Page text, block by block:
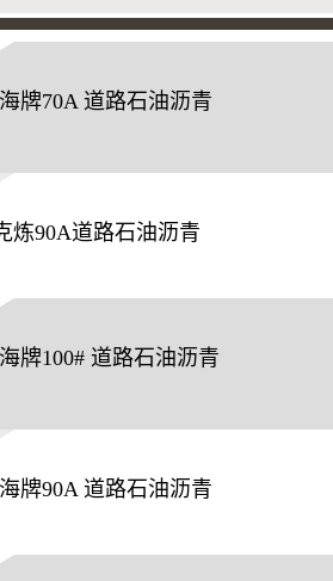
牌70A 道路石油沥青
炼90A道路石油沥青
牌100# 道路石油沥青
牌90A 道路石油沥青